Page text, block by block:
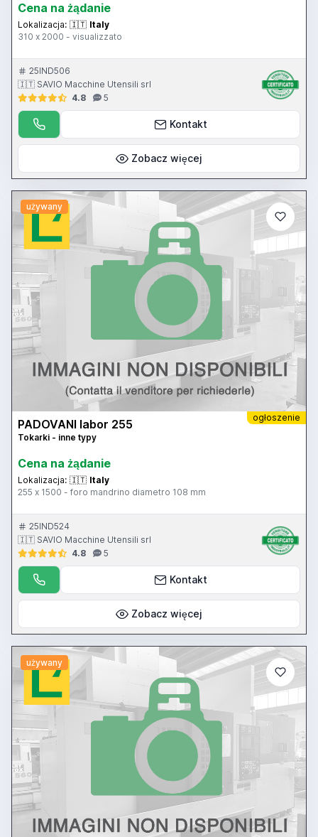
Cena na żądanie
Lokalizacja: 🇮🇹 Italy
310 x 2000 - visualizzato
25IND506
🇮🇹 SAVIO Macchine Utensili srl
4.8
5
Kontakt
Zobacz więcej
używany
ogłoszenie
PADOVANI labor 255
Tokarki - inne typy
Cena na żądanie
Lokalizacja: 🇮🇹 Italy
255 x 1500 - foro mandrino diametro 108 mm
25IND524
🇮🇹 SAVIO Macchine Utensili srl
4.8
5
Kontakt
Zobacz więcej
używany